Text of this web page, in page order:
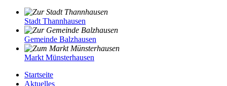
Stadt Thannhausen
Gemeinde Balzhausen
Markt Münsterhausen
Startseite
Aktuelles